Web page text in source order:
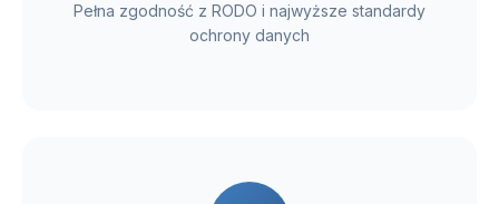
Pełna zgodność z RODO i najwyższe standardy
ochrony danych